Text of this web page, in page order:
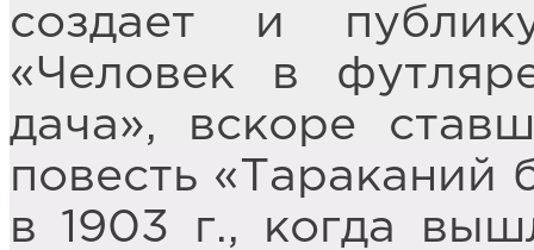
создает и
«Человек в
дача», вскоре
повесть «Тараканий
в 1903 г., когда